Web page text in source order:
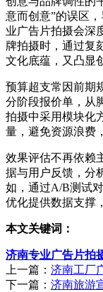
意而创意”的误区
业广告片拍摄会深
牌拍摄时，通过复
文化底蕴，又凸显
预算超支常因前期
分阶段报价单，从
拍摄中采用模块化
量，避免资源浪费
效果评估不再依赖
据与用户反馈，分
如，通过A/B测试
优化提供数据支撑
本文关键词：
济南专业广告片拍
上一篇： 济南工厂
下一篇： 济南旅游